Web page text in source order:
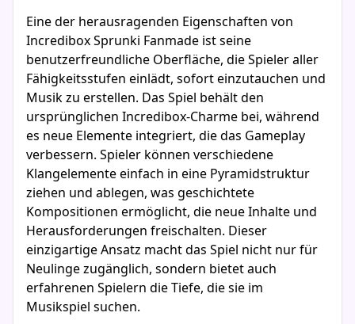
Eine der herausragenden Eigenschaften von
Incredibox Sprunki Fanmade ist seine
benutzerfreundliche Oberfläche, die Spieler aller
Fähigkeitsstufen einlädt, sofort einzutauchen und
Musik zu erstellen. Das Spiel behält den
ursprünglichen Incredibox-Charme bei, während
es neue Elemente integriert, die das Gameplay
verbessern. Spieler können verschiedene
Klangelemente einfach in eine Pyramidstruktur
ziehen und ablegen, was geschichtete
Kompositionen ermöglicht, die neue Inhalte und
Herausforderungen freischalten. Dieser
einzigartige Ansatz macht das Spiel nicht nur für
Neulinge zugänglich, sondern bietet auch
erfahrenen Spielern die Tiefe, die sie im
Musikspiel suchen.